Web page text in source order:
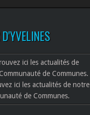
ici les actualités de notre
de Communes.